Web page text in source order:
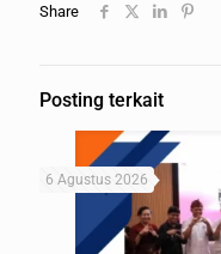
Share
Posting terkait
6 Agustus 2026